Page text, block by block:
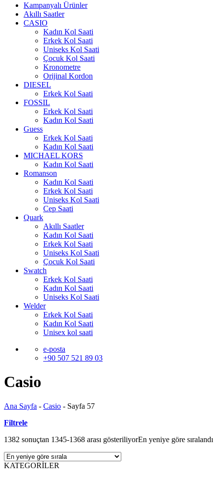
Kampanyalı Ürünler
Akıllı Saatler
CASIO
Kadın Kol Saati
Erkek Kol Saati
Uniseks Kol Saati
Çocuk Kol Saati
Kronometre
Orijinal Kordon
DIESEL
Erkek Kol Saati
FOSSIL
Erkek Kol Saati
Kadın Kol Saati
Guess
Erkek Kol Saati
Kadın Kol Saati
MICHAEL KORS
Kadın Kol Saati
Romanson
Kadın Kol Saati
Erkek Kol Saati
Uniseks Kol Saati
Cep Saati
Quark
Akıllı Saatler
Kadın Kol Saati
Erkek Kol Saati
Uniseks Kol Saati
Çocuk Kol Saati
Swatch
Erkek Kol Saati
Kadın Kol Saati
Uniseks Kol Saati
Welder
Erkek Kol Saati
Kadın Kol Saati
Unisex kol saati
e-posta
+90 507 521 89 03
Casio
Ana Sayfa - Casio - Sayfa 57
Filtrele
1382 sonuçtan 1345-1368 arası gösteriliyorEn yeniye göre sıralandı
KATEGORİLER